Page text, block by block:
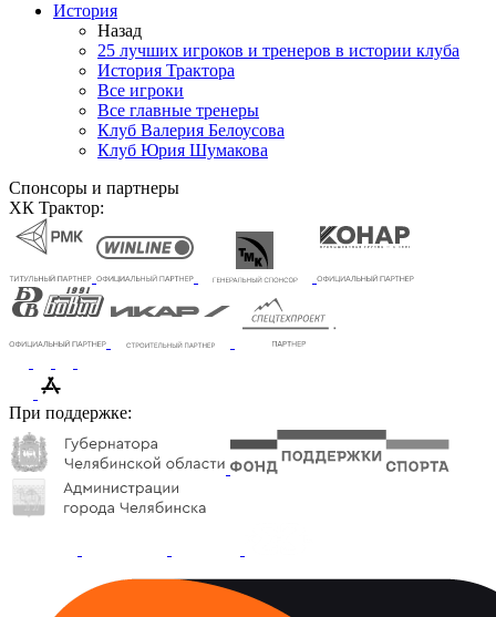
История
Назад
25 лучших игроков и тренеров в истории клуба
История Трактора
Все игроки
Все главные тренеры
Клуб Валерия Белоусова
Клуб Юрия Шумакова
Спонсоры и партнеры
ХК Трактор:
При поддержке: